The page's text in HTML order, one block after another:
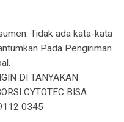
Tidak ada kata-kata
Pada Pengiriman
DI TANYAKAN
CYTOTEC BISA
0345